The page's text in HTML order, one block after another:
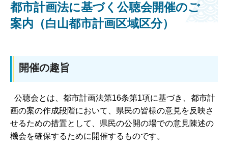
都市計画法に基づく公聴会開催のご
案内（白山都市計画区域区分）
開催の趣旨
公聴会とは、都市計画法第16条第1項に基づき、都市計
画の案の作成段階において、県民の皆様の意見を反映さ
せるための措置として、県民の公開の場での意見陳述の
機会を確保するために開催するものです。